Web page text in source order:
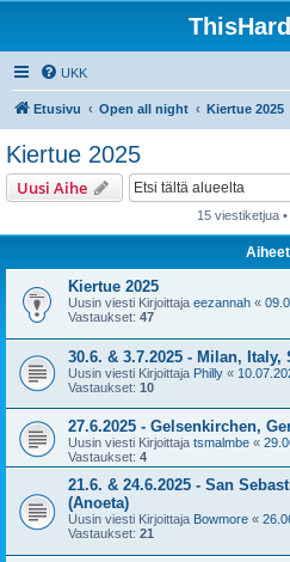
UKK
Etusivu Open all night Kiertue 2025
Kiertue 2025
Uusi Aihe
15 viestiketjua
Aiheet
Kiertue 2025
Uusin viesti Kirjoittaja eezannah «
Vastaukset: 47
30.6. & 3.7.2025 - Milan,
Uusin viesti Kirjoittaja Philly «
Vastaukset: 10
27.6.2025 - Gelsenkirchen,
Uusin viesti Kirjoittaja tsmalmbe «
Vastaukset: 4
21.6. & 24.6.2025 - San
(Anoeta)
Uusin viesti Kirjoittaja Bowmore «
Vastaukset: 21